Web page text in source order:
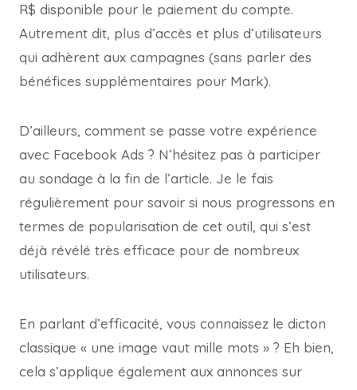
R$ disponible pour le paiement du compte.
Autrement dit, plus d’accès et plus d’utilisateurs
qui adhèrent aux campagnes (sans parler des
bénéfices supplémentaires pour Mark).
D’ailleurs, comment se passe votre expérience
avec Facebook Ads ? N’hésitez pas à participer
au sondage à la fin de l’article. Je le fais
régulièrement pour savoir si nous progressons en
termes de popularisation de cet outil, qui s’est
déjà révélé très efficace pour de nombreux
utilisateurs.
En parlant d’efficacité, vous connaissez le dicton
classique « une image vaut mille mots » ? Eh bien,
cela s’applique également aux annonces sur